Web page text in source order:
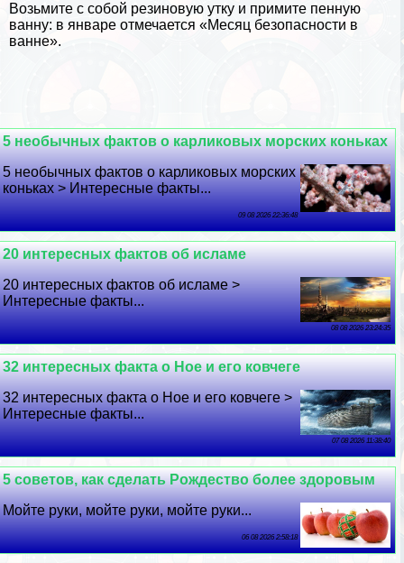
Возьмите с собой резиновую утку и примите пенную
ванну: в январе отмечается «Месяц безопасности в
ванне».
5 необычных фактов о карликовых морских коньках
5 необычных фактов о карликовых морских
коньках > Интересные факты...
09 08 2026 22:36:48
20 интересных фактов об исламе
20 интересных фактов об исламе >
Интересные факты...
08 08 2026 23:24:35
32 интересных факта о Ное и его ковчеге
32 интересных факта о Ное и его ковчеге >
Интересные факты...
07 08 2026 11:38:40
5 советов, как сделать Рождество более здоровым
Мойте руки, мойте руки, мойте руки...
06 08 2026 2:58:18